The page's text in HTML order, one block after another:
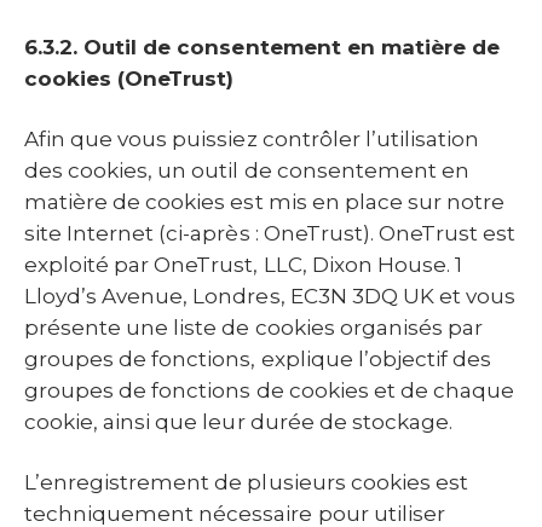
6.3.2. Outil de consentement en matière de
cookies (OneTrust)
Afin que vous puissiez contrôler l’utilisation
des cookies, un outil de consentement en
matière de cookies est mis en place sur notre
site Internet (ci-après : OneTrust). OneTrust est
exploité par OneTrust, LLC, Dixon House. 1
Lloyd’s Avenue, Londres, EC3N 3DQ UK et vous
présente une liste de cookies organisés par
groupes de fonctions, explique l’objectif des
groupes de fonctions de cookies et de chaque
cookie, ainsi que leur durée de stockage.
L’enregistrement de plusieurs cookies est
techniquement nécessaire pour utiliser